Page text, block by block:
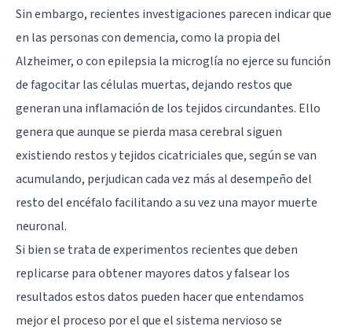
Sin embargo, recientes investigaciones parecen indicar que
en las personas con demencia, como la propia del
Alzheimer, o con epilepsia la microglía no ejerce su función
de fagocitar las células muertas, dejando restos que
generan una inflamación de los tejidos circundantes. Ello
genera que aunque se pierda masa cerebral siguen
existiendo restos y tejidos cicatriciales que, según se van
acumulando, perjudican cada vez más al desempeño del
resto del encéfalo facilitando a su vez una mayor muerte
neuronal.
Si bien se trata de experimentos recientes que deben
replicarse para obtener mayores datos y falsear los
resultados estos datos pueden hacer que entendamos
mejor el proceso por el que el sistema nervioso se